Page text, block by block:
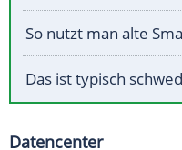
So nutzt man alte
Das ist typisch
Datencenter